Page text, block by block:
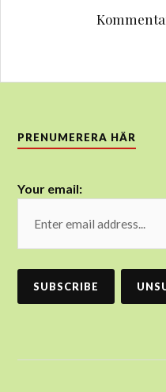
PRENUMERERA HÄR
Your email: